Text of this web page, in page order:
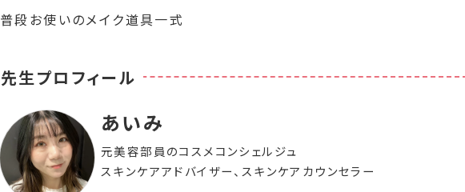
普段お使いのメイク道具一式
先生プロフィール
あいみ
元美容部員のコスメコンシェルジュ
スキンケアアドバイザー、スキンケアカウンセラー